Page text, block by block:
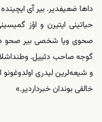
داها ضعیفدیر. بیر آی
حیاتینی ایتیرن و اؤز
صحوی ویا شخصی بیر صحو
گوجه صاحب دئییل.
و شیعه‌‌‌لرین لیدری اولدوغونو
خالقی بوندان خبرداردیر.»